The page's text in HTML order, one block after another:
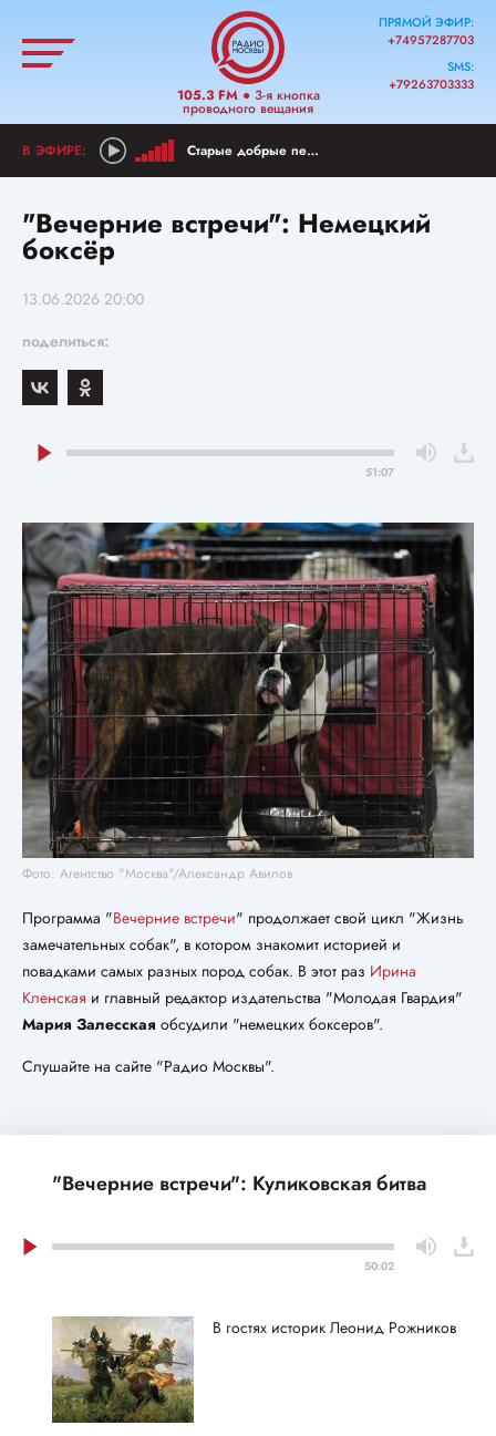
105.3 FM● 3-я кнопка
проводного вещания
ПРЯМОЙ ЭФИР:
+74957287703
SMS:
+79263703333
Старые добрые песни
"Вечерние встречи": Немецкий
боксёр
13.06.2026 20:00
поделиться:
51:07
Фото: Агентство "Москва"/Александр Авилов
Программа "Вечерние встречи" продолжает свой цикл "Жизнь
замечательных собак", в котором знакомит историей и
повадками самых разных пород собак. В этот раз Ирина
Кленская и главный редактор издательства "Молодая Гвардия"
Мария Залесская обсудили "немецких боксеров".
Слушайте на сайте "Радио Москвы".
"Вечерние встречи": Куликовская битва
50:02
В гостях историк Леонид Рожников